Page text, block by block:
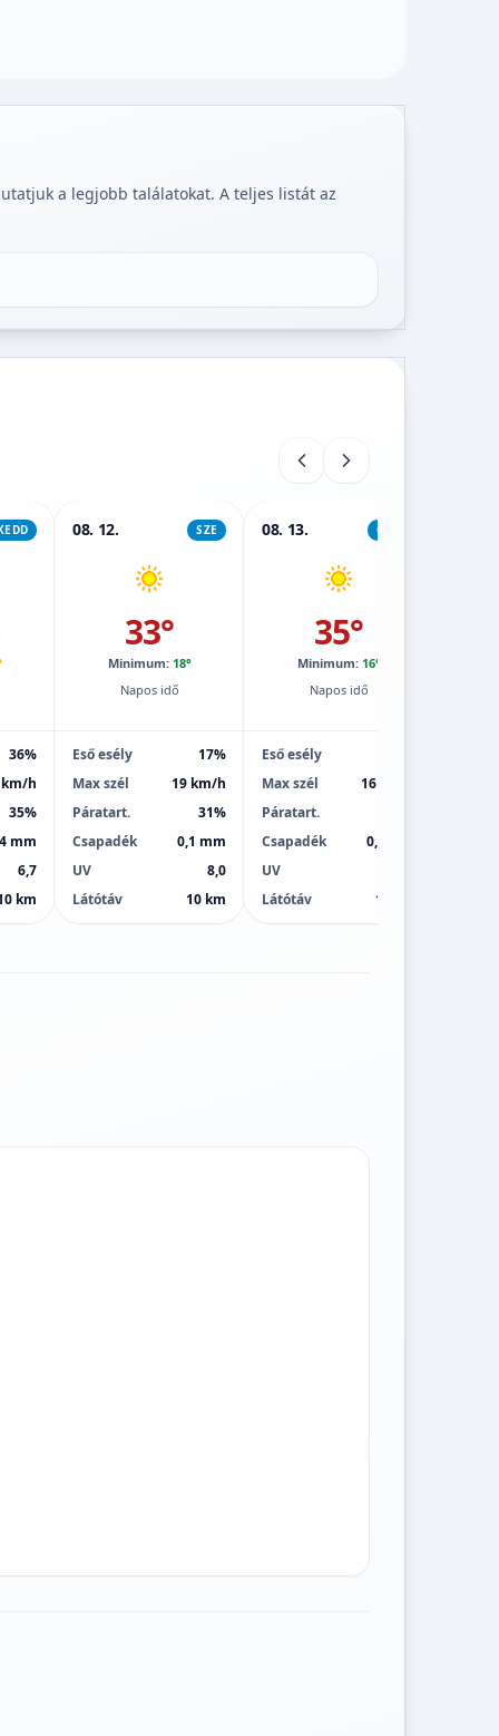
a legjobb találatokat. A teljes listát az
36%
h
35%
mm
6,7
km
08. 12. SZE
33°
Minimum: 18°
Napos idő
Eső esély
17%
Max szél
19 km/h
Páratart.
31%
Csapadék
0,1 mm
UV
8,0
Látótáv
10 km
08. 13. CSÜT
35°
Minimum: 16°
Napos idő
Eső esély
Max szél
16 km/h
Páratart.
Csapadék
0,0 mm
UV
Látótáv
10 km